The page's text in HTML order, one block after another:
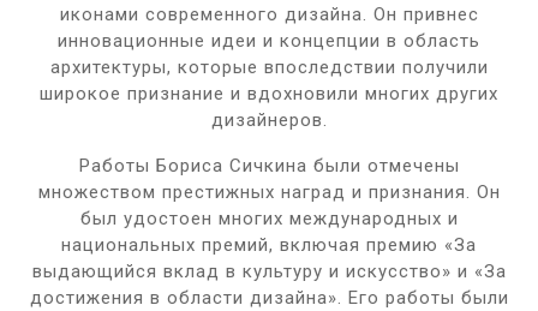
иконами современного дизайна. Он привнес
инновационные идеи и концепции в область
архитектуры, которые впоследствии получили
широкое признание и вдохновили многих других
дизайнеров.
Работы Бориса Сичкина были отмечены
множеством престижных наград и признания. Он
был удостоен многих международных и
национальных премий, включая премию «За
выдающийся вклад в культуру и искусство» и «За
достижения в области дизайна». Его работы были